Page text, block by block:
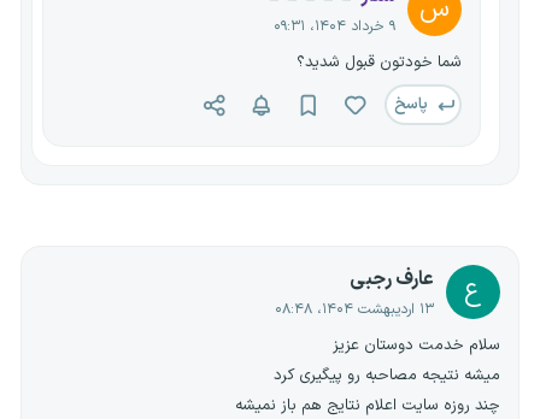
س ۹ خرداد ۱۴۰۴، ۰۹:۳۱
شما خودتون قبول شدید؟
پاسخ
ع عارف رجبی
۱۳ اردیبهشت ۱۴۰۴، ۰۸:۴۸
سلام خدمت دوستان عزیز
میشه نتیجه مصاحبه رو پیگیری کرد
چند روزه سایت اعلام نتایج هم باز نمیشه